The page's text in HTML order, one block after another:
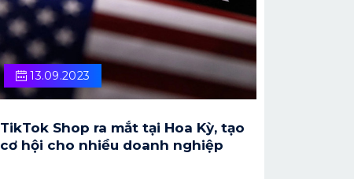
13.09.2023
TikTok Shop ra mắt tại Hoa Kỳ, tạo
cơ hội cho nhiều doanh nghiệp